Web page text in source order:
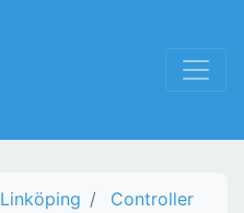
Linköping
Controller